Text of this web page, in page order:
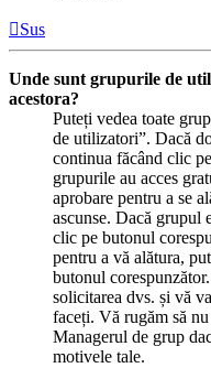
Sus
Unde sunt grupurile de
acestora?
Puteți vedea toate
de utilizatori”. Dacă
continua făcând clic
grupurile au acces
aprobare pentru a se
ascunse. Dacă grupul
clic pe butonul
pentru a vă alătura,
butonul
solicitarea dvs. și vă
faceți. Vă rugăm să
Managerul de grup
motivele tale.